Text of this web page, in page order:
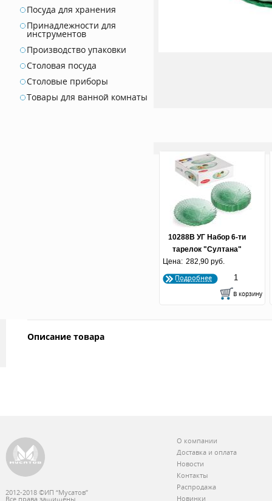
Посуда для хранения
Принадлежности для
инструментов
Производство упаковки
Столовая посуда
Столовые приборы
Товары для ванной комнаты
10288В УГ Набор 6-ти
тарелок "Султана"
"Уоршкоп Грин" 240 мм.
36/4
Цена: 282,90 руб.
Подробнее
Описание товара
2012-2018 ©ИП “Мусатов”
Все права защищены
О компании
Доставка и оплата
Новости
Контакты
Распродажа
Новинки